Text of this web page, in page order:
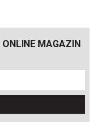
ONLINE MAGAZIN